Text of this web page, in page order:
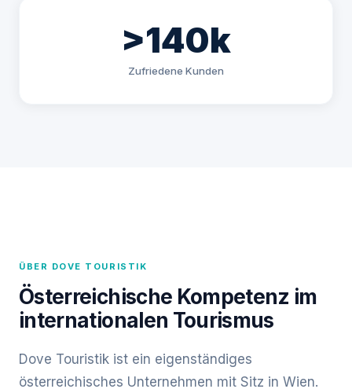
>140k
Zufriedene Kunden
ÜBER DOVE TOURISTIK
Österreichische Kompetenz im
internationalen Tourismus
Dove Touristik ist ein eigenständiges
österreichisches Unternehmen mit Sitz in Wien.